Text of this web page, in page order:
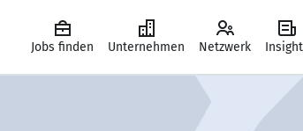
Jobs finden Unternehmen Netzwerk